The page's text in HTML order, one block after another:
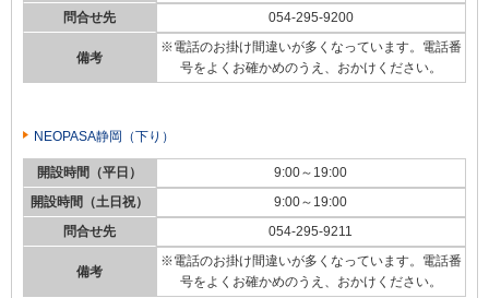
問合せ先
054-295-9200
備考
※電話のお掛け間違いが多くなっています。電話番
号をよくお確かめのうえ、おかけください。
NEOPASA静岡（下り）
開設時間（平日）
9:00～19:00
開設時間（土日祝）
9:00～19:00
問合せ先
054-295-9211
備考
※電話のお掛け間違いが多くなっています。電話番
号をよくお確かめのうえ、おかけください。